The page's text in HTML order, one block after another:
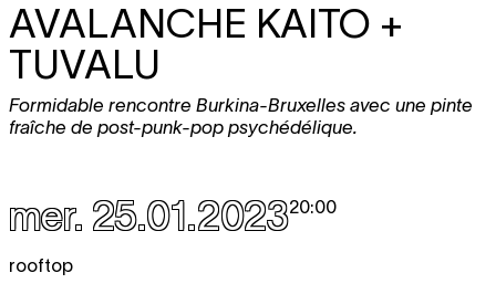
AVALANCHE KAITO +
TUVALU
Formidable rencontre Burkina-Bruxelles avec une pinte
fraîche de post-punk-pop psychédélique.
mer. 25.01.202320:00
rooftop